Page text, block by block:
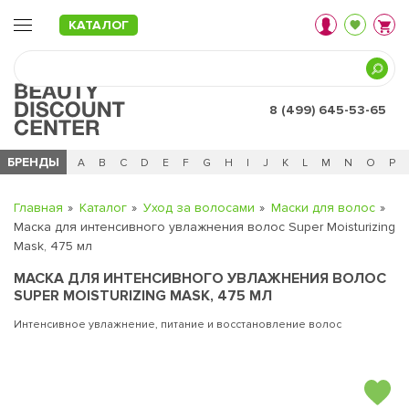
КАТАЛОГ
8 (499) 645-53-65
БРЕНДЫ
Ч 0 - 9 A B C D E F G H I J K L M N O P
Главная Каталог Уход за волосами
Маски для волос
Маска для интенсивного увлажнения волос Super Moisturizing
Mask, 475 мл
МАСКА ДЛЯ ИНТЕНСИВНОГО УВЛАЖНЕНИЯ ВОЛОС
SUPER MOISTURIZING MASK, 475 МЛ
Интенсивное увлажнение, питание и восстановление волос